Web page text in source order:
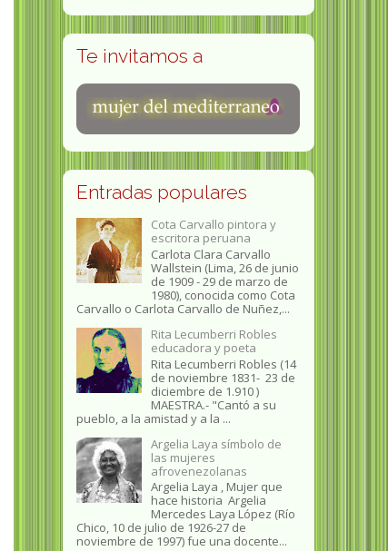
Te invitamos a
Entradas populares
Cota Carvallo pintora y
escritora peruana
Carlota Clara Carvallo
Wallstein (Lima, 26 de junio
de 1909 - 29 de marzo de
1980), conocida como Cota
Carvallo o Carlota Carvallo de Nuñez,...
Rita Lecumberri Robles
educadora y poeta
Rita Lecumberri Robles (14
de noviembre 1831- 23 de
diciembre de 1.910 )
MAESTRA.- "Cantó a su
pueblo, a la amistad y a la ...
Argelia Laya símbolo de
las mujeres
afrovenezolanas
Argelia Laya , Mujer que
hace historia Argelia
Mercedes Laya López (Río
Chico, 10 de julio de 1926-27 de
noviembre de 1997) fue una docente...